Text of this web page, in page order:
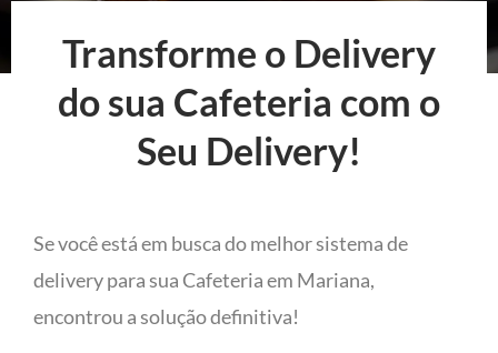
Transforme o Delivery
do sua Cafeteria com o
Seu Delivery!
Se você está em busca do melhor sistema de
delivery para sua Cafeteria em Mariana,
encontrou a solução definitiva!